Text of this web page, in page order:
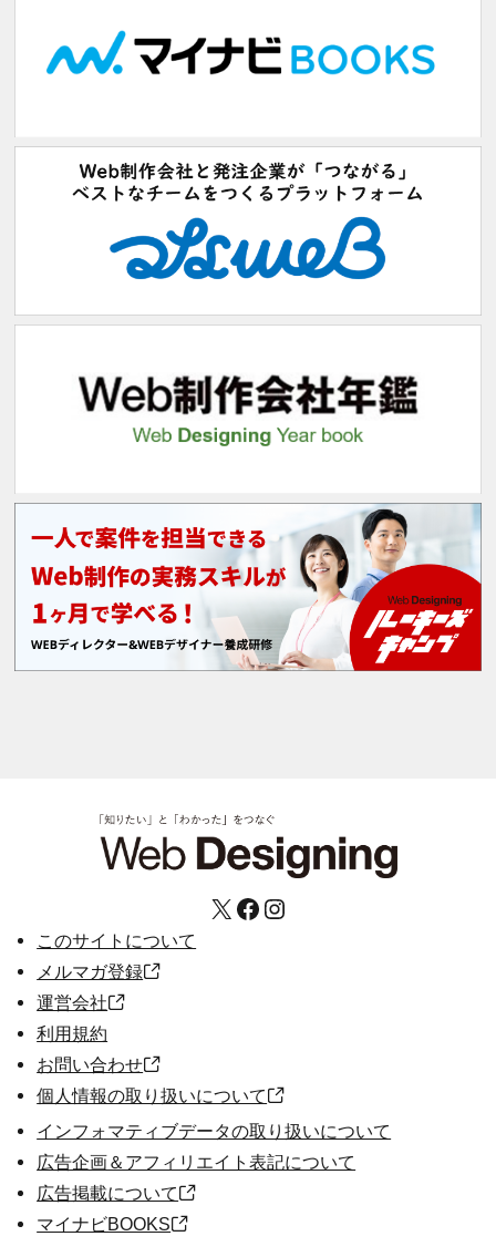
X Facebook Instagram
このサイトについて
メルマガ登録
運営会社
利用規約
お問い合わせ
個人情報の取り扱いについて
インフォマティブデータの取り扱いについて
広告企画＆アフィリエイト表記について
広告掲載について
マイナビBOOKS